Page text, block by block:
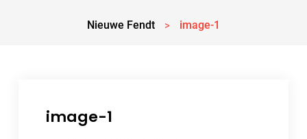
Nieuwe Fendt > image-1
image-1